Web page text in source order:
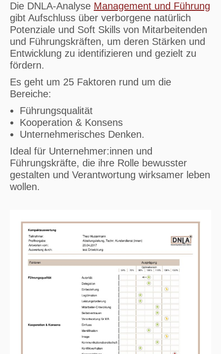
Die DNLA-Analyse Management und Führung
gibt Aufschluss über verborgene natürlich
Potenziale und Soft Skills von Mitarbeitenden
und Führungskräften, um deren Stärken und
Entwicklung zu identifizieren und gezielt zu
fördern.
Es geht um 25 Faktoren rund um die
Bereiche:
Führungsqualität
Kooperation & Konsens
Unternehmerisches Denken.
Ideal für Unternehmer:innen und
Führungskräfte, die ihre Rolle bewusster
gestalten und Verantwortung wirksamer leben
wollen.